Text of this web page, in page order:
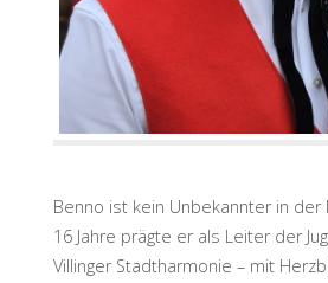
Benno ist kein Unbekannter in der
16 Jahre prägte er als Leiter der
Villinger Stadtharmonie – mit